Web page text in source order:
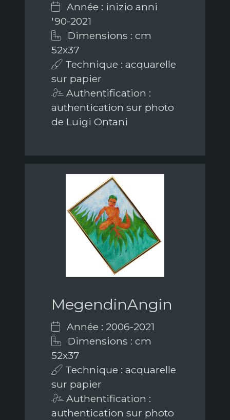
Année : inizio anni
'90-2021
Dimensions : cm
52x37
Technique : acquarelle
sur papier
Authentification :
authentication sur photo
de Luigi Ontani
MegendinAngin
Année : 2006-2021
Dimensions : cm
52x37
Technique : acquarelle
sur papier
Authentification :
authentication sur photo